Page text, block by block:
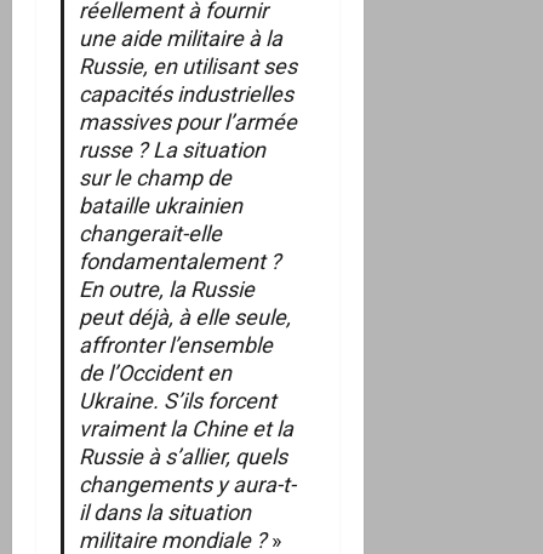
réellement à fournir
une aide militaire à la
Russie, en utilisant ses
capacités industrielles
massives pour l’armée
russe ? La situation
sur le champ de
bataille ukrainien
changerait-elle
fondamentalement ?
En outre, la Russie
peut déjà, à elle seule,
affronter l’ensemble
de l’Occident en
Ukraine. S’ils forcent
vraiment la Chine et la
Russie à s’allier, quels
changements y aura-t-
il dans la situation
militaire mondiale ?»